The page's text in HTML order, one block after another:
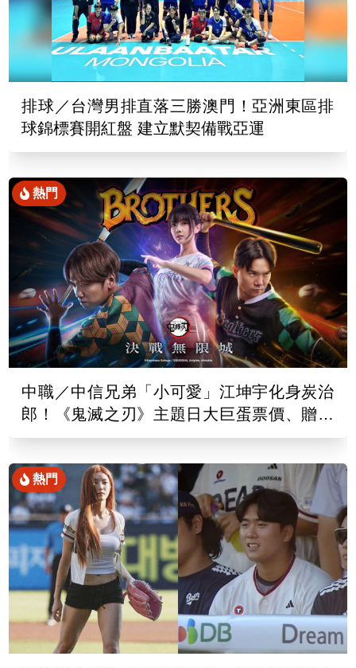
排球／台灣男排直落三勝澳門！亞洲東區排
球錦標賽開紅盤 建立默契備戰亞運
熱門
中職／中信兄弟「小可愛」江坤宇化身炭治
郎！《鬼滅之刃》主題日大巨蛋票價、贈品
出爐
熱門